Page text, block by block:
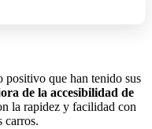
positivo que han tenido sus
de la accesibilidad de
la rapidez y facilidad con
carros.